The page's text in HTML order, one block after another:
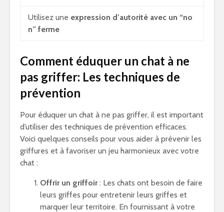
Utilisez une expression d’autorité avec un “no
n” ferme
Comment éduquer un chat à ne
pas griffer: Les techniques de
prévention
Pour éduquer un chat à ne pas griffer, il est important
d’utiliser des techniques de prévention efficaces.
Voici quelques conseils pour vous aider à prévenir les
griffures et à favoriser un jeu harmonieux avec votre
chat :
Offrir un griffoir: Les chats ont besoin de faire
leurs griffes pour entretenir leurs griffes et
marquer leur territoire. En fournissant à votre